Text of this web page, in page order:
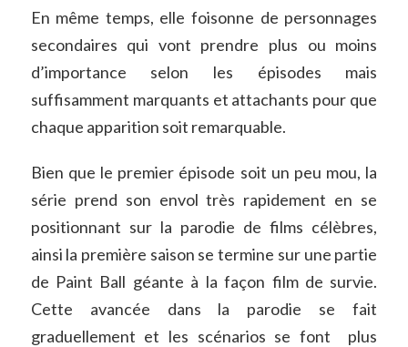
En même temps, elle foisonne de personnages
secondaires qui vont prendre plus ou moins
d’importance selon les épisodes mais
suffisamment marquants et attachants pour que
chaque apparition soit remarquable.
Bien que le premier épisode soit un peu mou, la
série prend son envol très rapidement en se
positionnant sur la parodie de films célèbres,
ainsi la première saison se termine sur une partie
de Paint Ball géante à la façon film de survie.
Cette avancée dans la parodie se fait
graduellement et les scénarios se font plus